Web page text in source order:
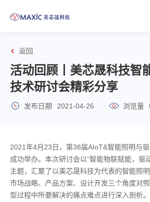
返回
活动回顾丨美芯晟科技智
技术研讨会精彩分享
发布日期 2021-04-26 浏览量
2021年4月23日，第38届AIoT&智能照明与
成功举办。本次研讨会以“智能物联赋能，驱
主题，汇聚了以美芯晟科技为代表的智能照
市场战略、产品方案、设计开发三个角度对
型过程中所要解决的痛点难点进行深入剖析。